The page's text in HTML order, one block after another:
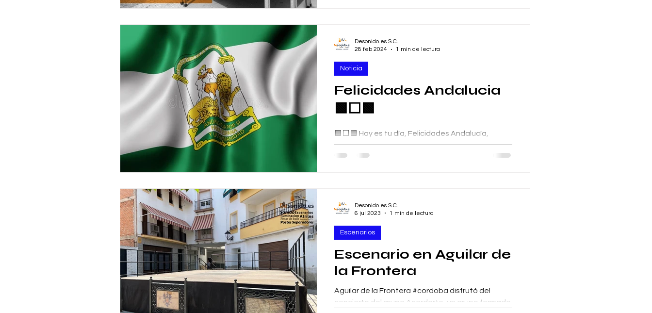
Felicidades Andalucia
🟩⬜️🟩
🟩⬜️🟩 Hoy es tu día, Felicidades Andalucía,
Felicidades Andaluces. 🛒 desonido.es/online-
store 🌍 desonido.es 📱 699060364 - 636115788...
Noticia
Desonido.es S.C.
28 feb 2024
1 min de lectura
Escenario en Aguilar de
la Frontera
Aguilar de la Frontera #cordoba disfrutó del
concierto del grupo Acordarte, un grupo formado
Escenarios
Desonido.es S.C.
6 jul 2023
1 min de lectura